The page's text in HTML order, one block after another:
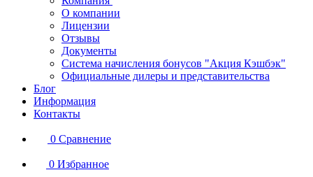
О компании
Лицензии
Отзывы
Документы
Система начисления бонусов "Акция Кэшбэк"
Официальные дилеры и представительства
Блог
Информация
Контакты
0 Сравнение
0 Избранное